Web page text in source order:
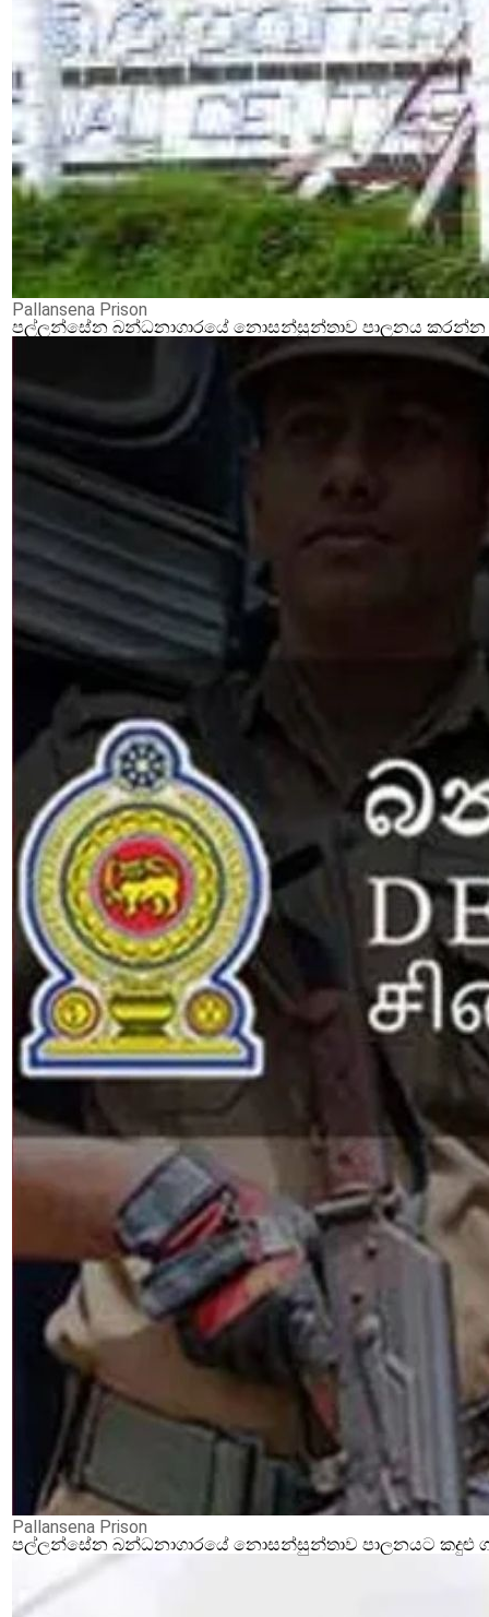
Pallansena Prison
පල්ලන්සේන බන්ධනාගාරයේ නොසන්සුන්තාව පාලනය කරන්න
Pallansena Prison
පල්ලන්සේන බන්ධනාගාරයේ නොසන්සුන්තාව පාලනයට කදුළු